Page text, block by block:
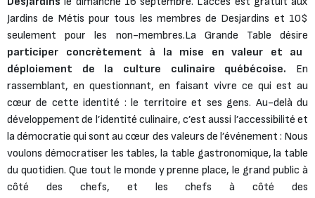
Jardins de Métis pour tous les membres de Desjardins et 10$
seulement pour les non-membres.La Grande Table désire
participer concrètement à la mise en valeur et au
déploiement de la culture culinaire québécoise. En
rassemblant, en questionnant, en faisant vivre ce qui est au
cœur de cette identité : le territoire et ses gens. Au-delà du
développement de l’identité culinaire, c’est aussi l’accessibilité et
la démocratie qui sont au cœur des valeurs de l’événement : Nous
voulons démocratiser les tables, la table gastronomique, la table
du quotidien. Que tout le monde y prenne place, le grand public à
côté des chefs, et les chefs à côté des